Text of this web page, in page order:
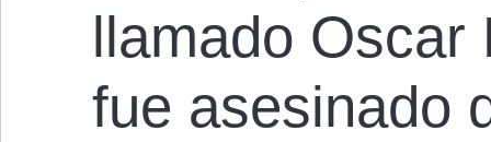
llamado Oscar
fue asesinado